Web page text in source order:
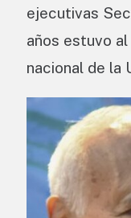
ejecutivas
años estuvo
nacional de la